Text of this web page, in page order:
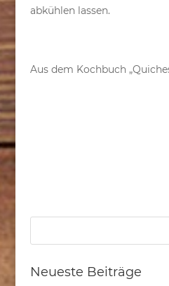
abkühlen lassen.
Aus dem Kochbuch
Neueste Beiträge